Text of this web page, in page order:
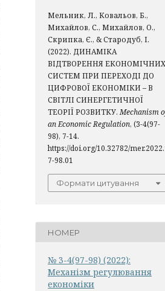
Мельник, Л., Ковальов, Б.,
Михайлов, С., Михайлов, О.,
Скрипка, Є., & Стародуб, І.
(2022). ДИНАМІКА
ВІДТВОРЕННЯ ЕКОНОМІЧНИХ
СИСТЕМ ПРИ ПЕРЕХОДІ ДО
ЦИФРОВОЇ ЕКОНОМІКИ – В
СВІТЛІ СИНЕРГЕТИЧНОЇ
ТЕОРІЇ РОЗВИТКУ.Mechanism
an Economic Regulation, (3-4(97-
98), 7-14.
https://doi.org/10.32782/
7-98.01
Формати цитування
НОМЕР
№ 3-4(97-98) (2022):
Механiзм регулювання
економiки